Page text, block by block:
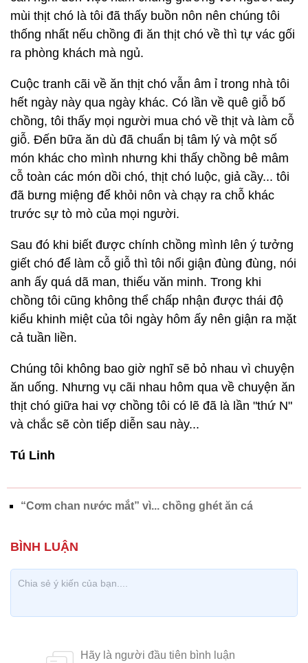
mùi thịt chó là tôi đã thấy buồn nôn nên chúng tôi
thống nhất nếu chồng đi ăn thịt chó về thì tự vác gối
ra phòng khách mà ngủ.
Cuộc tranh cãi về ăn thịt chó vẫn âm ỉ trong nhà tôi
hết ngày này qua ngày khác. Có lần về quê giỗ bố
chồng, tôi thấy mọi người mua chó về thịt và làm cỗ
giỗ. Đến bữa ăn dù đã chuẩn bị tâm lý và một số
món khác cho mình nhưng khi thấy chồng bê mâm
cỗ toàn các món dồi chó, thịt chó luộc, giả cầy... tôi
đã bưng miệng để khỏi nôn và chạy ra chỗ khác
trước sự tò mò của mọi người.
Sau đó khi biết được chính chồng mình lên ý tưởng
giết chó để làm cỗ giỗ thì tôi nổi giận đùng đùng, nói
anh ấy quá dã man, thiếu văn minh. Trong khi
chồng tôi cũng không thể chấp nhận được thái độ
kiểu khinh miệt của tôi ngày hôm ấy nên giận ra mặt
cả tuần liền.
Chúng tôi không bao giờ nghĩ sẽ bỏ nhau vì chuyện
ăn uống. Nhưng vụ cãi nhau hôm qua về chuyện ăn
thịt chó giữa hai vợ chồng tôi có lẽ đã là lần "thứ N"
và chắc sẽ còn tiếp diễn sau này...
Tú Linh
“Cơm chan nước mắt” vì... chồng ghét ăn cá